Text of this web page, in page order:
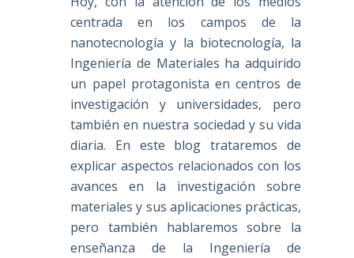
centrada en los campos de la
nanotecnología y la biotecnología, la
Ingeniería de Materiales ha adquirido
un papel protagonista en centros de
investigación y universidades, pero
también en nuestra sociedad y su vida
diaria. En este blog trataremos de
explicar aspectos relacionados con los
avances en la investigación sobre
materiales y sus aplicaciones prácticas,
pero también hablaremos sobre la
enseñanza de la Ingeniería de